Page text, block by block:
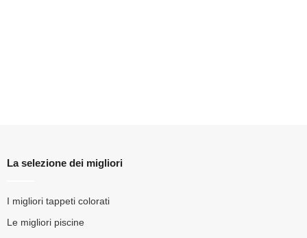
La selezione dei migliori
I migliori tappeti colorati
Le migliori piscine